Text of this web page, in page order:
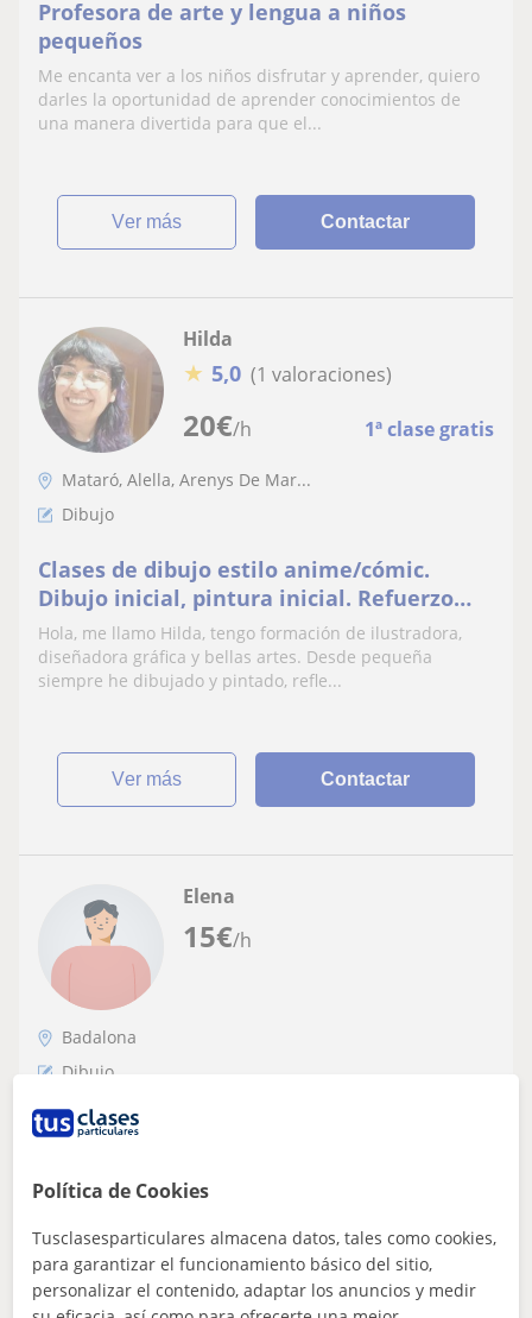
Profesora de arte y lengua a niños
pequeños
Me encanta ver a los niños disfrutar y aprender, quiero
darles la oportunidad de aprender conocimientos de
una manera divertida para que el...
ver más Contactar
20€/h 1ª clase gratis
Hilda
★ 5,0 (1 valoraciones)
Mataró, Alella, Arenys De Mar...
Dibujo
Clases de dibujo estilo anime/cómic.
Dibujo inicial, pintura inicial. Refuerzo
para estudios de pintura, dibujo y diseño
gráfico. Me adapto a lo que quieras
aprender desde el comienzo
Hola, me llamo Hilda, tengo formación de ilustradora,
diseñadora gráfica y bellas artes. Desde pequeña
siempre he dibujado y pintado, refle...
ver más Contactar
15€/h
Elena
Badalona
Dibujo
Soy una chica con el carnet de monitora
superiores de arte como ilustración y
Depende de lo que necesite cada alumno empezaria con
compañaria con una parte mas cr...
Política de Cookies
Tusclasesparticulares almacena datos, tales como cookies,
para garantizar el funcionamiento básico del sitio,
personalizar el contenido, adaptar los anuncios y medir